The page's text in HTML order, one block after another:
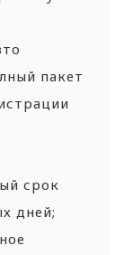
пакет
срок
дней;